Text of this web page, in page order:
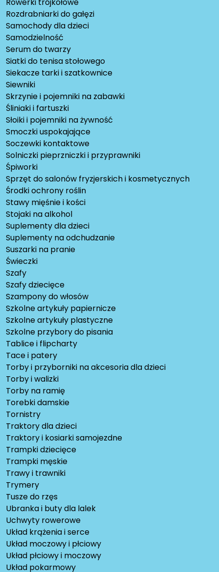
Rowerki trójkołowe
Rozdrabniarki do gałęzi
Samochody dla dzieci
Samodzielność
Serum do twarzy
Siatki do tenisa stołowego
Siekacze tarki i szatkownice
Siewniki
Skrzynie i pojemniki na zabawki
Śliniaki i fartuszki
Słoiki i pojemniki na żywność
Smoczki uspokajające
Soczewki kontaktowe
Solniczki pieprzniczki i przyprawniki
Śpiworki
Sprzęt do salonów fryzjerskich i kosmetycznych
Środki ochrony roślin
Stawy mięśnie i kości
Stojaki na alkohol
Suplementy dla dzieci
Suplementy na odchudzanie
Suszarki na pranie
Świeczki
Szafy
Szafy dziecięce
Szampony do włosów
Szkolne artykuły papiernicze
Szkolne artykuły plastyczne
Szkolne przybory do pisania
Tablice i flipcharty
Tace i patery
Torby i przyborniki na akcesoria dla dzieci
Torby i walizki
Torby na ramię
Torebki damskie
Tornistry
Traktory dla dzieci
Traktory i kosiarki samojezdne
Trampki dziecięce
Trampki męskie
Trawy i trawniki
Trymery
Tusze do rzęs
Ubranka i buty dla lalek
Uchwyty rowerowe
Układ krążenia i serce
Układ moczowy i płciowy
Układ płciowy i moczowy
Układ pokarmowy